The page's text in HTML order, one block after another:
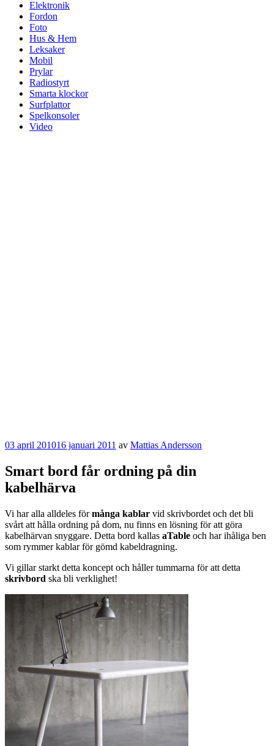
Elektronik
Fordon
Foto
Hus & Hem
Leksaker
Mobil
Prylar
Radiostyrt
Smarta klockor
Surfplattor
Spelkonsoler
Video
Publicerat
03 april 201016 januari 2011 av Mattias Andersson
Smart bord får ordning på din
kabelhärva
Vi har alla alldeles förmånga kablar vid skrivbordet och det bli
svårt att hålla ordning på dom, nu finns en lösning för att göra
kabelhärvan snyggare. Detta bord kallas aTable och har ihåliga ben
som rymmer kablar för gömd kabeldragning.
Vi gillar starkt detta koncept och håller tummarna för att detta
skrivbord ska bli verklighet!